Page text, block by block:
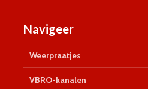
Navigeer
Weerpraatjes
VBRO-kanalen